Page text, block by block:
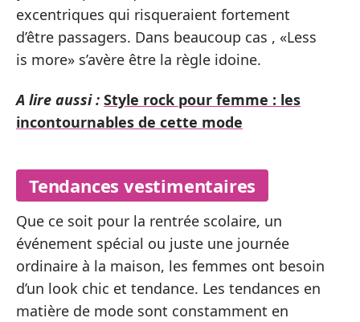
excentriques qui risqueraient fortement
d’être passagers. Dans beaucoup cas , «Less
is more» s’avère être la règle idoine.
A lire aussi : Style rock pour femme : les
incontournables de cette mode
Tendances vestimentaires
Que ce soit pour la rentrée scolaire, un
événement spécial ou juste une journée
ordinaire à la maison, les femmes ont besoin
d’un look chic et tendance. Les tendances en
matière de mode sont constamment en